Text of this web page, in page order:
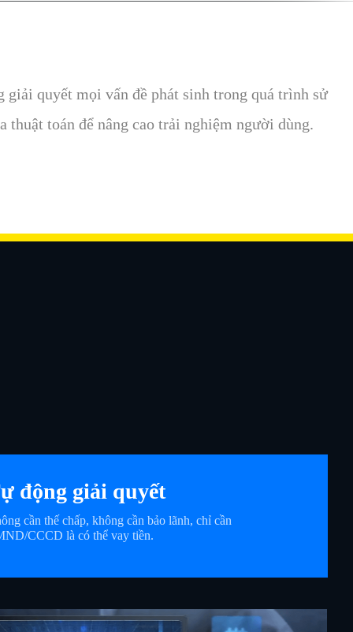
giải quyết mọi vấn đề phát sinh trong quá trình sử
toán để nâng cao trải nghiệm người dùng.
động giải quyết
cần thế chấp, không cần bảo lãnh, chỉ cần
CCCD là có thể vay tiền.